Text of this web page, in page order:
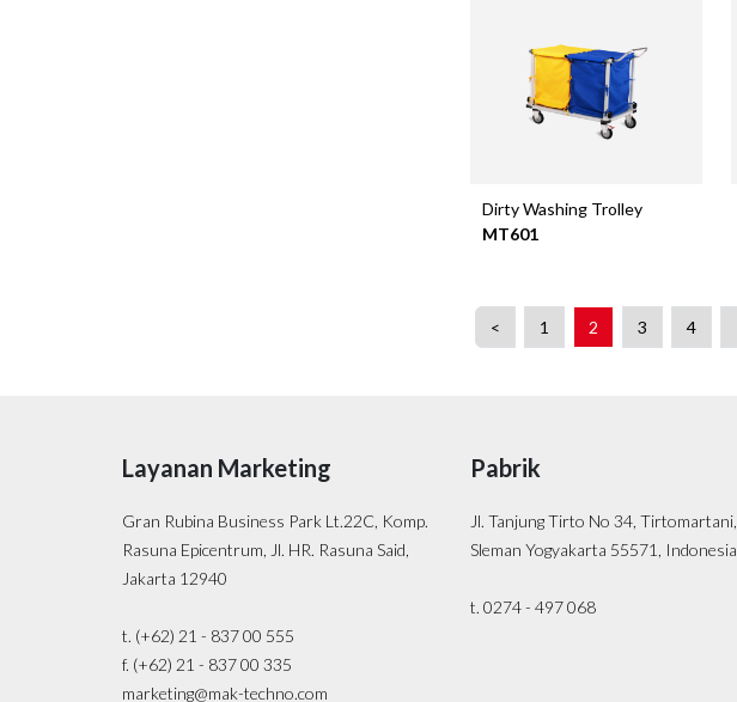
Dirty Washing Trolley
MT601
< 1 2 3 4
Layanan Marketing
Gran Rubina Business Park Lt.22C, Komp.
Rasuna Epicentrum, Jl. HR. Rasuna Said,
Jakarta 12940
t. (+62) 21 - 837 00 555
f. (+62) 21 - 837 00 335
marketing@mak-techno.com
Pabrik
Jl. Tanjung Tirto No 34, Tirtomartani,
Sleman Yogyakarta 55571, Indonesia
t. 0274 - 497 068